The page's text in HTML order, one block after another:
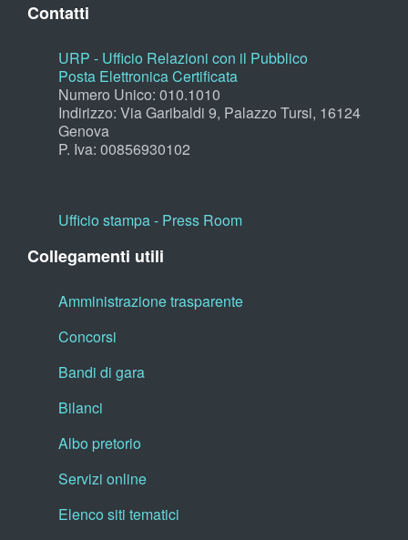
Contatti
URP - Ufficio Relazioni con il Pubblico
Posta Elettronica Certificata
Numero Unico: 010.1010
Indirizzo: Via Garibaldi 9, Palazzo Tursi, 16124
Genova
P. Iva: 00856930102
Ufficio stampa - Press Room
Collegamenti utili
Amministrazione trasparente
Concorsi
Bandi di gara
Bilanci
Albo pretorio
Servizi online
Elenco siti tematici